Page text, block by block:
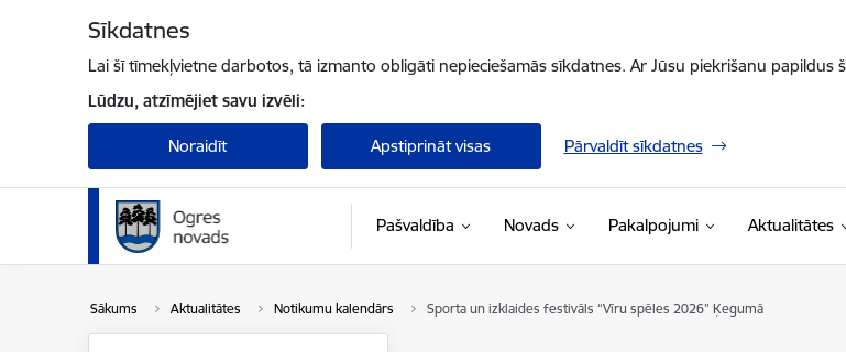
Sīkdatnes
Lai šī tīmekļvietne darbotos, tā izmanto obligāti nepieciešamās sīkdatnes. Ar Jūsu piekrišanu
Lūdzu, atzīmējiet savu izvēli:
Noraidīt Apstiprināt visas Pārvaldīt sīkdatnes
Pašvaldība Novads Pakalpojumi Aktualitātes
Sākums Aktualitātes Notikumu kalendārs Sporta un izklaides festivāls “Vīru spēles 2026" Ķegumā